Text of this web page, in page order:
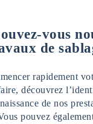
vous
de
rapidement
découvrez
de nos
pouvez